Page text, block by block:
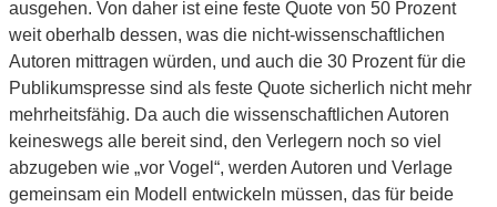
ausgehen. Von daher ist eine feste Quote von 50 Prozent
weit oberhalb dessen, was die nicht-wissenschaftlichen
Autoren mittragen würden, und auch die 30 Prozent für die
Publikumspresse sind als feste Quote sicherlich nicht mehr
mehrheitsfähig. Da auch die wissenschaftlichen Autoren
keineswegs alle bereit sind, den Verlegern noch so viel
abzugeben wie „vor Vogel“, werden Autoren und Verlage
gemeinsam ein Modell entwickeln müssen, das für beide